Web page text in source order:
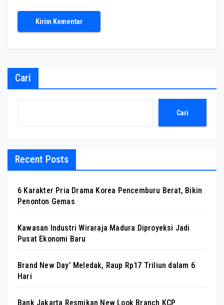
Cari
Cari
Recent Posts
6 Karakter Pria Drama Korea Pencemburu Berat, Bikin
Penonton Gemas
Kawasan Industri Wiraraja Madura Diproyeksi Jadi
Pusat Ekonomi Baru
Brand New Day’ Meledak, Raup Rp17 Triliun dalam 6
Hari
Bank Jakarta Resmikan New Look Branch KCP